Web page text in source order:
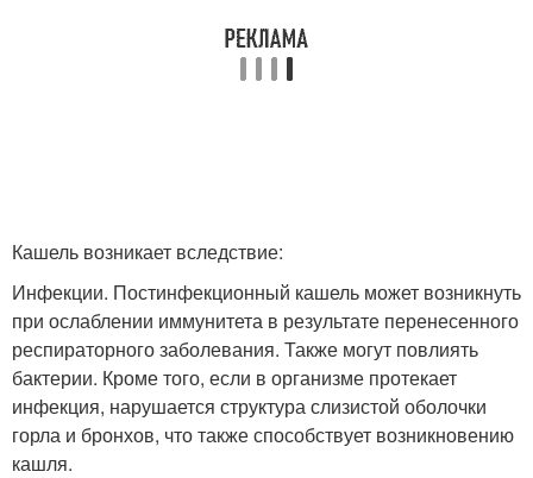
Кашель возникает вследствие:
Инфекции. Постинфекционный кашель может возникнуть
при ослаблении иммунитета в результате перенесенного
респираторного заболевания. Также могут повлиять
бактерии. Кроме того, если в организме протекает
инфекция, нарушается структура слизистой оболочки
горла и бронхов, что также способствует возникновению
кашля.